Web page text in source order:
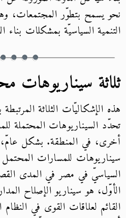
نحو يسمح بتطوّر المجتمعات،
التنمية السياسيّة بمشكلات بناء
ثلاثة سيناريوهات
هذه الإشكاليّات الثلاثة
تحدّد السيناريوهات المحتملة
أخرى، في المنطقة. بشكل
سيناريوهات للمسارات
السياسيّ في مصر في المدى
الأوّل، هو سيناريو الإصلاح
القائم لعلاقات القوى في